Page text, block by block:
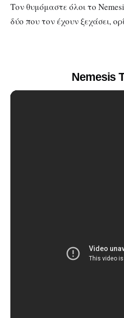
Τον θυμόμαστε όλοι το
δύο που τον έχουν ξεχάσει,
Nemesis